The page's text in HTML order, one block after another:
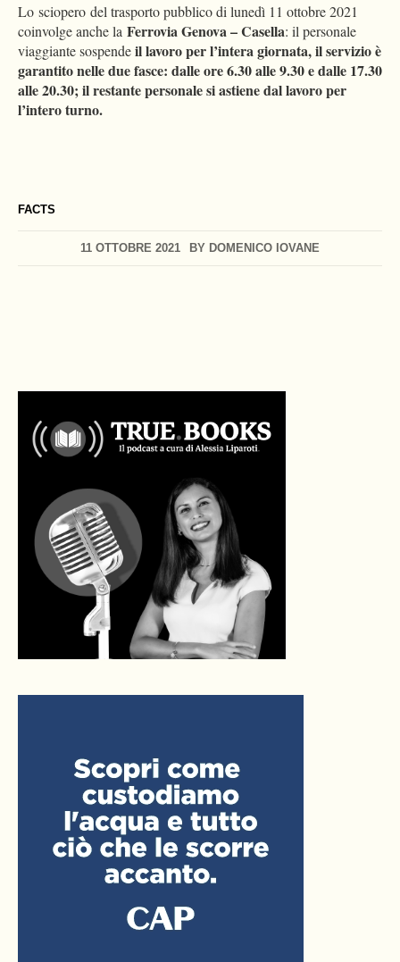
FACTS
11 OTTOBRE 2021 BY DOMENICO IOVANE
Lo sciopero del trasporto pubblico di lunedì 11 ottobre 2021
coinvolge anche la Ferrovia Genova – Casella: il personale
viaggiante sospendeil lavoro per l’intera giornata, il servizio è
garantito nelle due fasce: dalle ore 6.30 alle 9.30 e dalle 17.30
alle 20.30; il restante personale si astiene dal lavoro per
l’intero turno.